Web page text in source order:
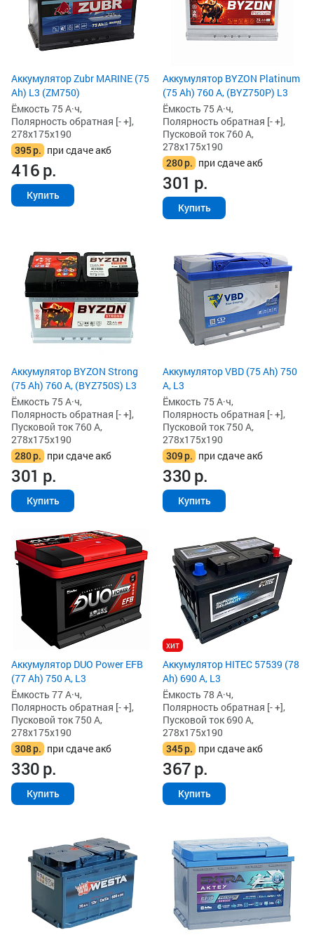
Аккумулятор Zubr MARINE (75
Ah) L3 (ZM750)
Ёмкость 75 А·ч,
Полярность обратная [- +],
278x175x190
395р. при сдаче акб
416р.
Купить
Аккумулятор BYZON Platinum
(75 Ah) 760 А, (BYZ750P) L3
Ёмкость 75 А·ч,
Полярность обратная [- +],
Пусковой ток 760 А,
278x175x190
280р. при сдаче акб
301 р.
Купить
Аккумулятор BYZON Strong
(75 Ah) 760 А, (BYZ750S) L3
Ёмкость 75 А·ч,
Полярность обратная [- +],
Пусковой ток 760 А,
278x175x190
280р. при сдаче акб
301 р.
Купить
Аккумулятор VBD (75 Ah) 750
А, L3
Ёмкость 75 А·ч,
Полярность обратная [- +],
Пусковой ток 750 А,
278x175x190
309р. при сдаче акб
330р.
Купить
Аккумулятор DUO Power EFB
(77 Ah) 750 А, L3
Ёмкость 77 А·ч,
Полярность обратная [- +],
Пусковой ток 750 А,
278x175x190
308р. при сдаче акб
330р.
Купить
хит
Аккумулятор HITEC 57539 (78
Ah) 690 А, L3
Ёмкость 78 А·ч,
Полярность обратная [- +],
Пусковой ток 690 А,
278x175x190
345р. при сдаче акб
367р.
Купить